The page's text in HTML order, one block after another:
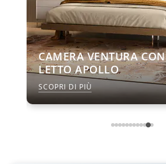
CAMERA VENTURA CON
LETTO APOLLO
SCOPRI DI PIÙ